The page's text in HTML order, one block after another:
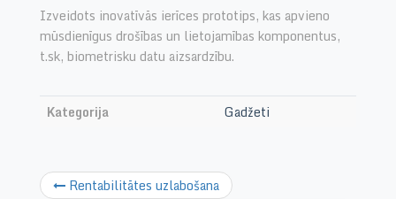
Izveidots inovatīvās ierīces prototips, kas apvieno
mūsdienīgus drošības un lietojamības komponentus,
t.sk, biometrisku datu aizsardzību.
Kategorija Gadžeti
Rentabilitātes uzlabošana